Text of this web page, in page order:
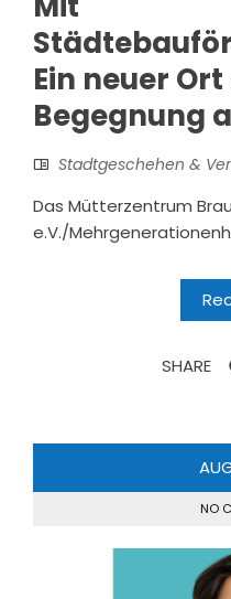
Ein neuer
Begegnung
Stadtgeschehen &
Das Mütterzentrum
e.V./
SHARE
NO